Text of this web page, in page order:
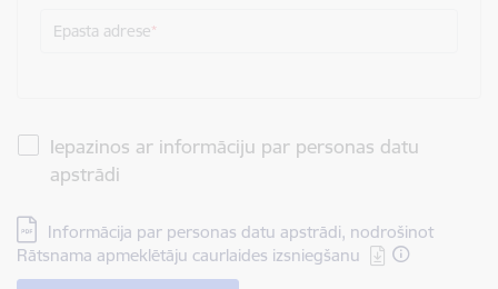
Epasta adrese
Iepazinos ar informāciju par personas datu
apstrādi
Lejupielādēt:
Informācija par personas datu apstrādi, nodrošinot
Rātsnama apmeklētāju caurlaides izsniegšanu